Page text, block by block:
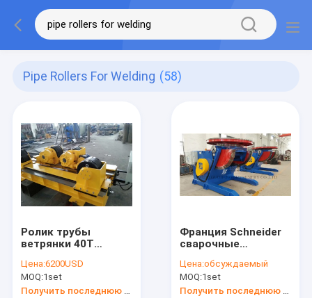
Pipe Rollers For Welding (58)
Ролик трубы
ветрянки 40T
для сваривать
вращение CW/CCW
Цена:6200USD
MOQ:1set
Франция Schneider
сварочные
0.6rpm ролика
трубы 10 тонн
роторные
Цена:обсуждаемый
MOQ:1set